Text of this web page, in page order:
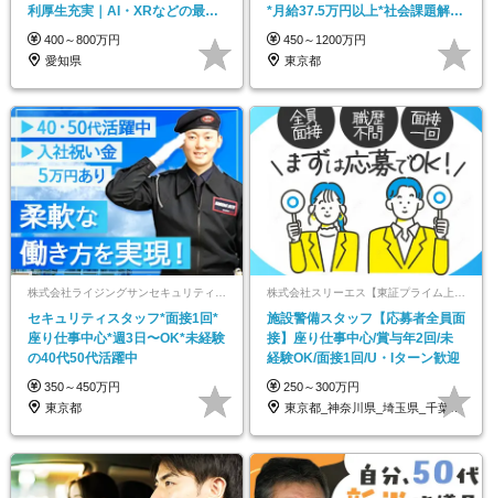
利厚生充実｜AI・XRなどの最先
端技術│転勤無
400～800万円
愛知県
*月給37.5万円以上*社会課題解決
プロダクト
450～1200万円
東京都
セキュリティスタッフ*面接1回*
座り仕事中心*週3日〜OK*未経験
の40代50代活躍中
350～450万円
東京都
施設警備スタッフ【応募者全員面
接】座り仕事中心/賞与年2回/未
経験OK/面接1回/U・Iターン歓迎
250～300万円
東京都_神奈川県_埼玉県_千葉県_茨城県…